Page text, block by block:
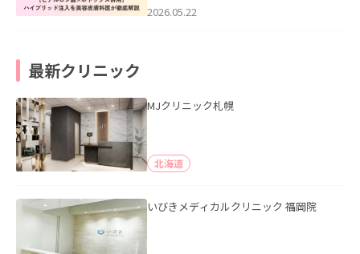
た。
2026.05.22
最新クリニック
MJクリニック札幌
北海道
いびきメディカルクリニック 福岡院